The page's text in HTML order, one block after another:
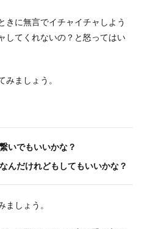
きに無言でイチャイチャしよう
してくれないの？と怒ってはい
ましょう。
いでもいいかな？
んだけれどもしてもいいかな？
しょう。